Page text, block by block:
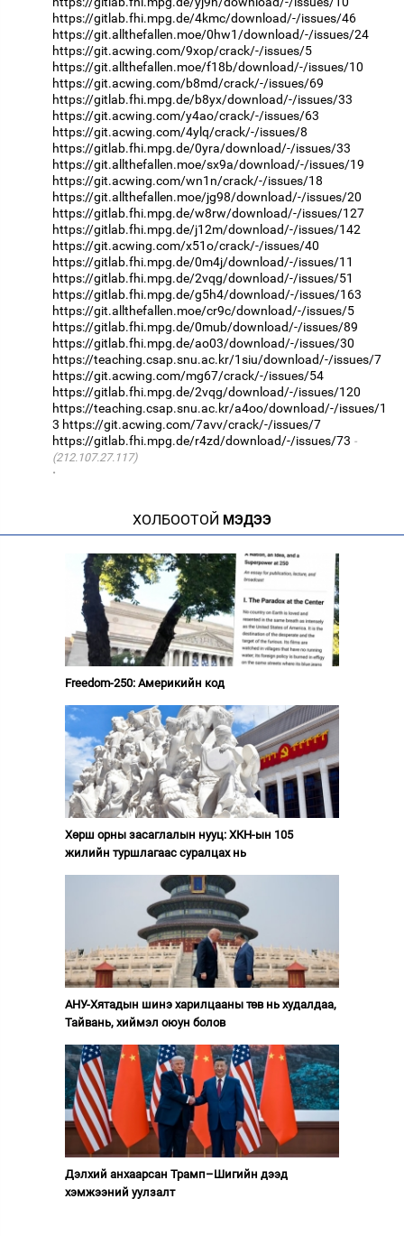
https://gitlab.fhi.mpg.de/4kmc/download/-/issues/46
https://git.allthefallen.moe/0hw1/download/-/issues/24
https://git.acwing.com/9xop/crack/-/issues/5
https://git.allthefallen.moe/f18b/download/-/issues/10
https://git.acwing.com/b8md/crack/-/issues/69
https://gitlab.fhi.mpg.de/b8yx/download/-/issues/33
https://git.acwing.com/y4ao/crack/-/issues/63
https://git.acwing.com/4ylq/crack/-/issues/8
https://gitlab.fhi.mpg.de/0yra/download/-/issues/33
https://git.allthefallen.moe/sx9a/download/-/issues/19
https://git.acwing.com/wn1n/crack/-/issues/18
https://git.allthefallen.moe/jg98/download/-/issues/20
https://gitlab.fhi.mpg.de/w8rw/download/-/issues/127
https://gitlab.fhi.mpg.de/j12m/download/-/issues/142
https://git.acwing.com/x51o/crack/-/issues/40
https://gitlab.fhi.mpg.de/0m4j/download/-/issues/11
https://gitlab.fhi.mpg.de/2vqg/download/-/issues/51
https://gitlab.fhi.mpg.de/g5h4/download/-/issues/163
https://git.allthefallen.moe/cr9c/download/-/issues/5
https://gitlab.fhi.mpg.de/0mub/download/-/issues/89
https://gitlab.fhi.mpg.de/ao03/download/-/issues/30
https://teaching.csap.snu.ac.kr/1siu/download/-/issues/7
https://git.acwing.com/mg67/crack/-/issues/54
https://gitlab.fhi.mpg.de/2vqg/download/-/issues/120
https://teaching.csap.snu.ac.kr/a4oo/download/-/issues/1
3 https://git.acwing.com/7avv/crack/-/issues/7
https://gitlab.fhi.mpg.de/r4zd/download/-/issues/73
(212.107.27.117)
·
ХОЛБООТОЙ МЭДЭЭ
Freedom-250: Америкийн код
Хөрш орны засаглалын нууц: ХКН-ын 105
жилийн туршлагаас суралцах нь
АНУ-Хятадын шинэ харилцааны төв нь худалдаа,
Тайвань, хиймэл оюун болов
Дэлхий анхаарсан Трамп–Шигийн дээд
хэмжээний уулзалт